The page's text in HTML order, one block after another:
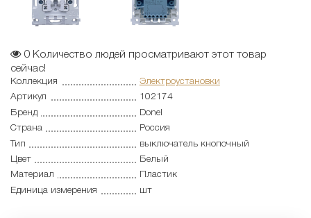
0 Количество людей просматривают этот товар
сейчас!
Коллекция
Электроустановки
Артикул
102174
Бренд
Donel
Страна
Россия
Тип
выключатель кнопочный
Цвет
Белый
Материал
Пластик
Единица измерения
шт